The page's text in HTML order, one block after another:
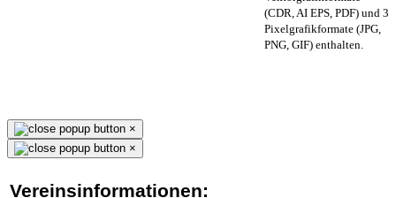
(CDR, AI EPS, PDF) und 3
Pixelgrafikformate (JPG,
PNG, GIF) enthalten.
×
×
Vereinsinformationen: